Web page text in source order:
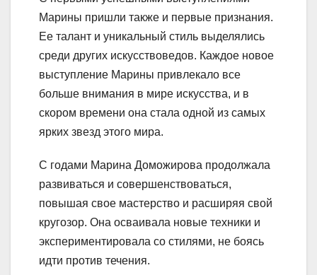
Марины пришли также и первые признания.
Ее талант и уникальный стиль выделялись
среди других искусствоведов. Каждое новое
выступление Марины привлекало все
больше внимания в мире искусства, и в
скором времени она стала одной из самых
ярких звезд этого мира.
С годами Марина Доможирова продолжала
развиваться и совершенствоваться,
повышая свое мастерство и расширяя свой
кругозор. Она осваивала новые техники и
экспериментировала со стилями, не боясь
идти против течения.